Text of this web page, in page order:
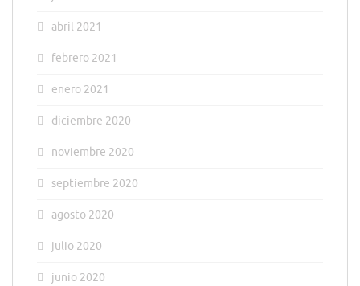
abril 2021
febrero 2021
enero 2021
diciembre 2020
noviembre 2020
septiembre 2020
agosto 2020
julio 2020
junio 2020